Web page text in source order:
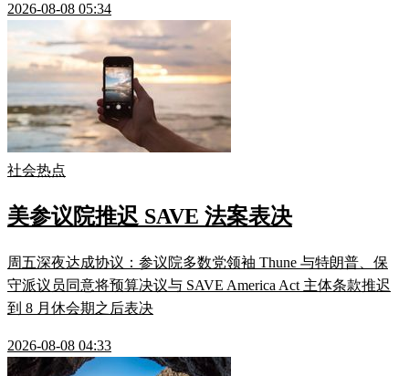
2026-08-08 05:34
社会热点
美参议院推迟 SAVE 法案表决
周五深夜达成协议：参议院多数党领袖 Thune 与特朗普、保
守派议员同意将预算决议与 SAVE America Act 主体条款推迟
到 8 月休会期之后表决
2026-08-08 04:33